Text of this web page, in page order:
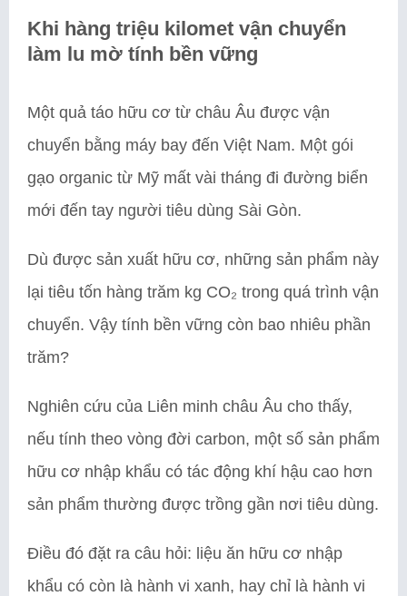
Khi hàng triệu kilomet vận chuyển
làm lu mờ tính bền vững
Một quả táo hữu cơ từ châu Âu được vận
chuyển bằng máy bay đến Việt Nam. Một gói
gạo organic từ Mỹ mất vài tháng đi đường biển
mới đến tay người tiêu dùng Sài Gòn.
Dù được sản xuất hữu cơ, những sản phẩm này
lại tiêu tốn hàng trăm kg CO₂ trong quá trình vận
chuyển. Vậy tính bền vững còn bao nhiêu phần
trăm?
Nghiên cứu của Liên minh châu Âu cho thấy,
nếu tính theo vòng đời carbon, một số sản phẩm
hữu cơ nhập khẩu có tác động khí hậu cao hơn
sản phẩm thường được trồng gần nơi tiêu dùng.
Điều đó đặt ra câu hỏi: liệu ăn hữu cơ nhập
khẩu có còn là hành vi xanh, hay chỉ là hành vi